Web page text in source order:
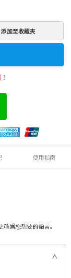
加至收藏夾
！
使用指南
爲您想要的語言。